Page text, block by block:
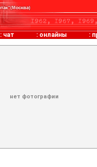
: чат : онлайны :
нет фотографии